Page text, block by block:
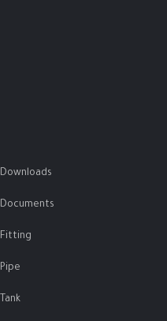
Downloads
Documents
Fitting
Pipe
Tank